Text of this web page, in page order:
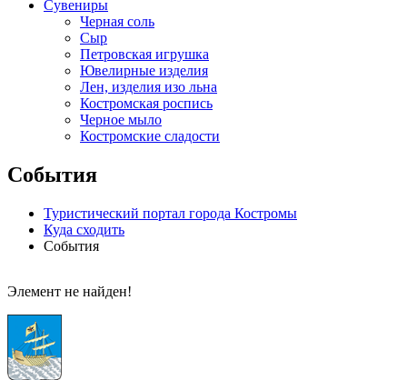
Сувениры
Черная соль
Сыр
Петровская игрушка
Ювелирные изделия
Лен, изделия изо льна
Костромская роспись
Черное мыло
Костромские сладости
События
Туристический портал города Костромы
Куда сходить
События
Элемент не найден!